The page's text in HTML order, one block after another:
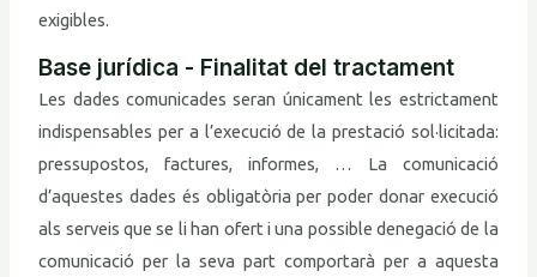
exigibles.
Base jurídica - Finalitat del tractament
Les dades comunicades seran únicament les estrictament
indispensables per a l’execució de la prestació sol·licitada:
pressupostos, factures, informes, … La comunicació
d’aquestes dades és obligatòria per poder donar execució
als serveis que se li han ofert i una possible denegació de la
comunicació per la seva part comportarà per a aquesta